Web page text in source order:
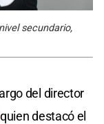
secundario,
del director
destacó el